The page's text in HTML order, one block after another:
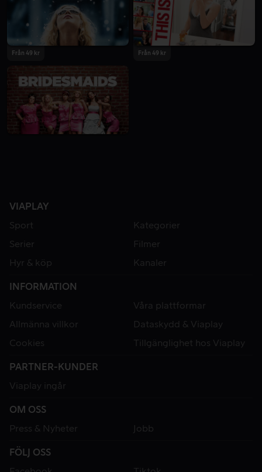
Från 49 kr Från 49 kr
VIAPLAY
Sport
Kategorier
Serier
Filmer
Hyr & köp
Kanaler
INFORMATION
Kundservice
Våra plattformar
Allmänna villkor
Dataskydd & Viaplay
Cookies
Tillgänglighet hos Viaplay
PARTNER-KUNDER
Viaplay ingår
OM OSS
Press & Nyheter
Jobb
FÖLJ OSS